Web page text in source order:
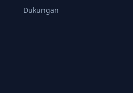
Dukungan